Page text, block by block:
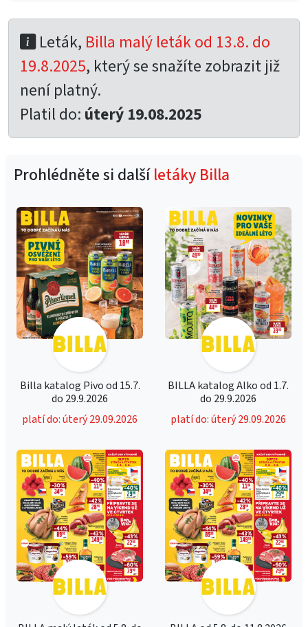
Leták, Billa malý leták od 13.8. do
19.8.2025, který se snažíte zobrazit již
není platný.
Platil do: úterý 19.08.2025
Prohlédněte si dalšíletáky Billa
Billa katalog Pivo od 15.7.
do 29.9.2026
platí do: úterý 29.09.2026
BILLA katalog Alko od 1.7.
do 29.9.2026
platí do: úterý 29.09.2026